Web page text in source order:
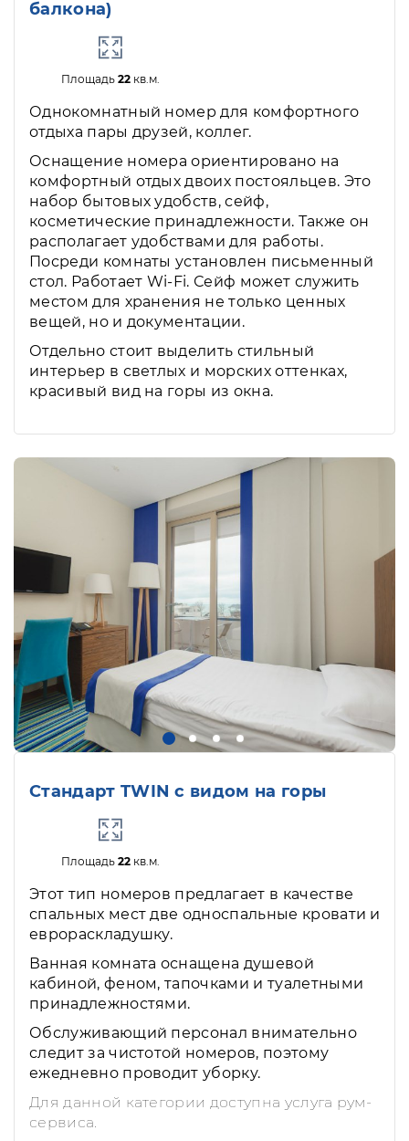
балкона)
Площадь 22кв.м.
Однокомнатный номер для комфортного
отдыха пары друзей, коллег.
Оснащение номера ориентировано на
комфортный отдых двоих постояльцев. Это
набор бытовых удобств, сейф,
косметические принадлежности. Также он
располагает удобствами для работы.
Посреди комнаты установлен письменный
стол. Работает Wi-Fi. Сейф может служить
местом для хранения не только ценных
вещей, но и документации.
Отдельно стоит выделить стильный
интерьер в светлых и морских оттенках,
красивый вид на горы из окна.
Стандарт TWIN с видом на горы
Площадь 22кв.м.
Этот тип номеров предлагает в качестве
спальных мест две односпальные кровати и
еврораскладушку.
Ванная комната оснащена душевой
кабиной, феном, тапочками и туалетными
принадлежностями.
Обслуживающий персонал внимательно
следит за чистотой номеров, поэтому
ежедневно проводит уборку.
Для данной категории доступна услуга рум-
сервиса.